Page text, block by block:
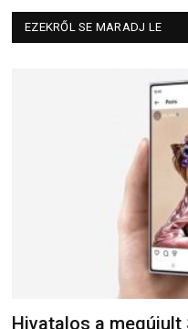
EZEKRŐL SE MARADJ LE
Hivatalos a megújult